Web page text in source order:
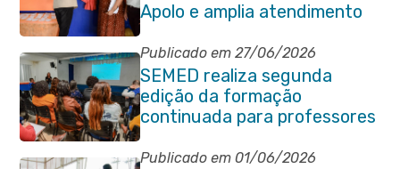
Apolo e amplia atendimento
especializado na rede
municipal
Publicado em 27/06/2026
SEMED realiza segunda
edição da formação
continuada para professores
e coordenadores
pedagógicos
Publicado em 01/06/2026